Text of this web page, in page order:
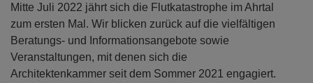
Mitte Juli 2022 jährt sich die Flutkatastrophe im Ahrtal
zum ersten Mal. Wir blicken zurück auf die vielfältigen
Beratungs- und Informationsangebote sowie
Veranstaltungen, mit denen sich die
Architektenkammer seit dem Sommer 2021 engagiert.